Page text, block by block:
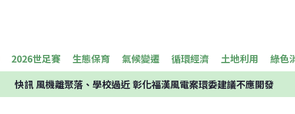
2026世足賽 生態保育 氣候變遷 循環經濟 土地利用 綠色
快訊風機離聚落、學校過近 彰化福漢風電案環委建議不應開發